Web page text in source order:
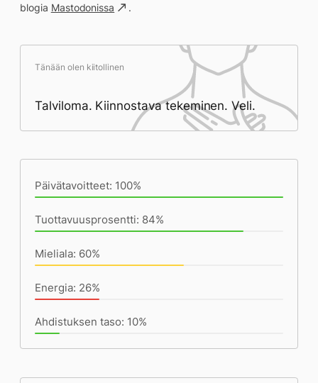
blogia Mastodonissa .
Tänään olen kiitollinen
Talviloma. Kiinnostava tekeminen. Veli.
Päivätavoitteet: 100%
Tuottavuusprosentti: 84%
Mieliala: 60%
Energia: 26%
Ahdistuksen taso: 10%